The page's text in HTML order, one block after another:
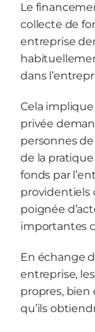
Le
collecte de
entreprise
dans
Cela
privée
personnes
de la
fonds par
providentiels
poignée
importantes
En échange
entreprise,
propres, bien
qu’ils